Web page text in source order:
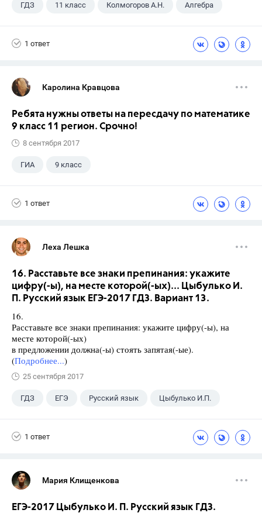
ГДЗ 11 класс Колмогоров А.Н. Алгебра
1 ответ
Каролина Кравцова
Ребята нужны ответы на пересдачу по математике
9 класс 11 регион. Срочно!
8 сентября 2017
ГИА 9 класс
1 ответ
Леха Лешка
16. Расставьте все знаки препинания: укажите
цифру(-ы), на месте которой(-ых)... Цыбулько И.
П. Русский язык ЕГЭ-2017 ГДЗ. Вариант 13.
16.
Расставьте все знаки препинания: укажите цифру(-ы), на
месте которой(-ых)
в предложении должна(-ы) стоять запятая(-ые).
(Подробнее...)
25 сентября 2017
ГДЗ ЕГЭ Русский язык Цыбулько И.П.
1 ответ
Мария Клищенкова
ЕГЭ-2017 Цыбулько И. П. Русский язык ГДЗ.